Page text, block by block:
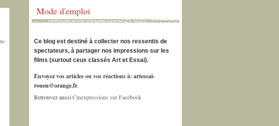
Mode d'emploi
Ce blog est destiné à collecter nos ressentis de
spectateurs, à partager nos impressions sur les
films (surtout ceux classés Art et Essai).
Envoyez vos articles ou vos réactions à: artessai-
rouen@orange.fr.
Retrouvez aussiCinexpressions sur Facebook